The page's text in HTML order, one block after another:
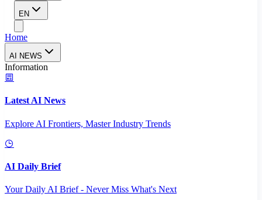
EN
Home
AI NEWS
Information
Latest AI News
Explore AI Frontiers, Master Industry Trends
AI Daily Brief
Your Daily AI Brief - Never Miss What's Next